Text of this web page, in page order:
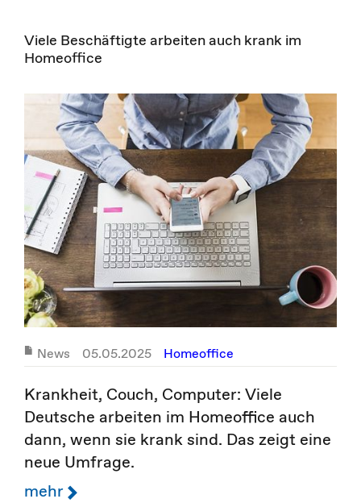
Viele Beschäftigte arbeiten auch krank im
Homeoffice
News 05.05.2025 Homeoffice
Krankheit, Couch, Computer: Viele
Deutsche arbeiten im Homeoffice auch
dann, wenn sie krank sind. Das zeigt eine
neue Umfrage.
mehr